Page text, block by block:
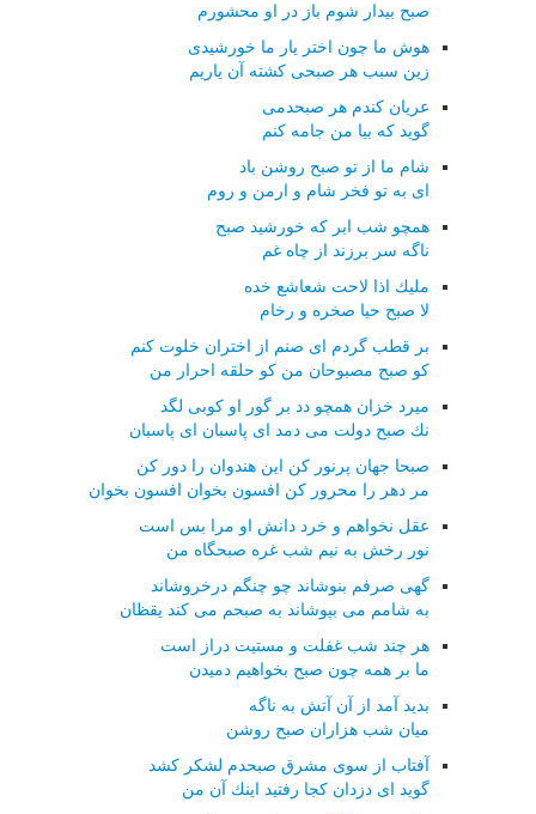
صبح بیدار شوم باز در او محشورم
هوش ما چون اختر یار ما خورشیدی
زین سبب هر صبحی كشته آن یاریم
عریان كندم هر صبحدمی
گوید كه بیا من جامه كنم
شام ما از تو صبح روشن باد
ای به تو فخر شام و ارمن و روم
همچو شب ابر كه خورشید صبح
ناگه سر برزند از چاه غم
ملیك اذا لاحت شعاشع خده
لا صبح حیا صخره و رخام
بر قطب گردم ای صنم از اختران خلوت كنم
كو صبح مصبوحان من كو حلقه احرار من
میرد خزان همچو دد بر گور او كوبی لگد
نك صبح دولت می دمد ای پاسبان ای پاسبان
صبحا جهان پرنور كن این هندوان را دور كن
مر دهر را محرور كن افسون بخوان افسون بخوان
عقل نخواهم و خرد دانش او مرا بس است
نور رخش به نیم شب غره صبحگاه من
گهی صرفم بنوشاند چو چنگم درخروشاند
به شامم می بپوشاند به صبحم می كند یقظان
هر چند شب غفلت و مستیت دراز است
ما بر همه چون صبح بخواهیم دمیدن
بدید آمد از آن آتش به ناگه
میان شب هزاران صبح روشن
آفتاب از سوی مشرق صبحدم لشكر كشد
گوید ای دزدان كجا رفتید اینك آن من